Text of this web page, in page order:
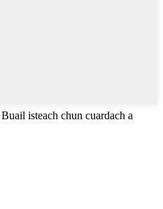
Buail isteach chun cuardach a